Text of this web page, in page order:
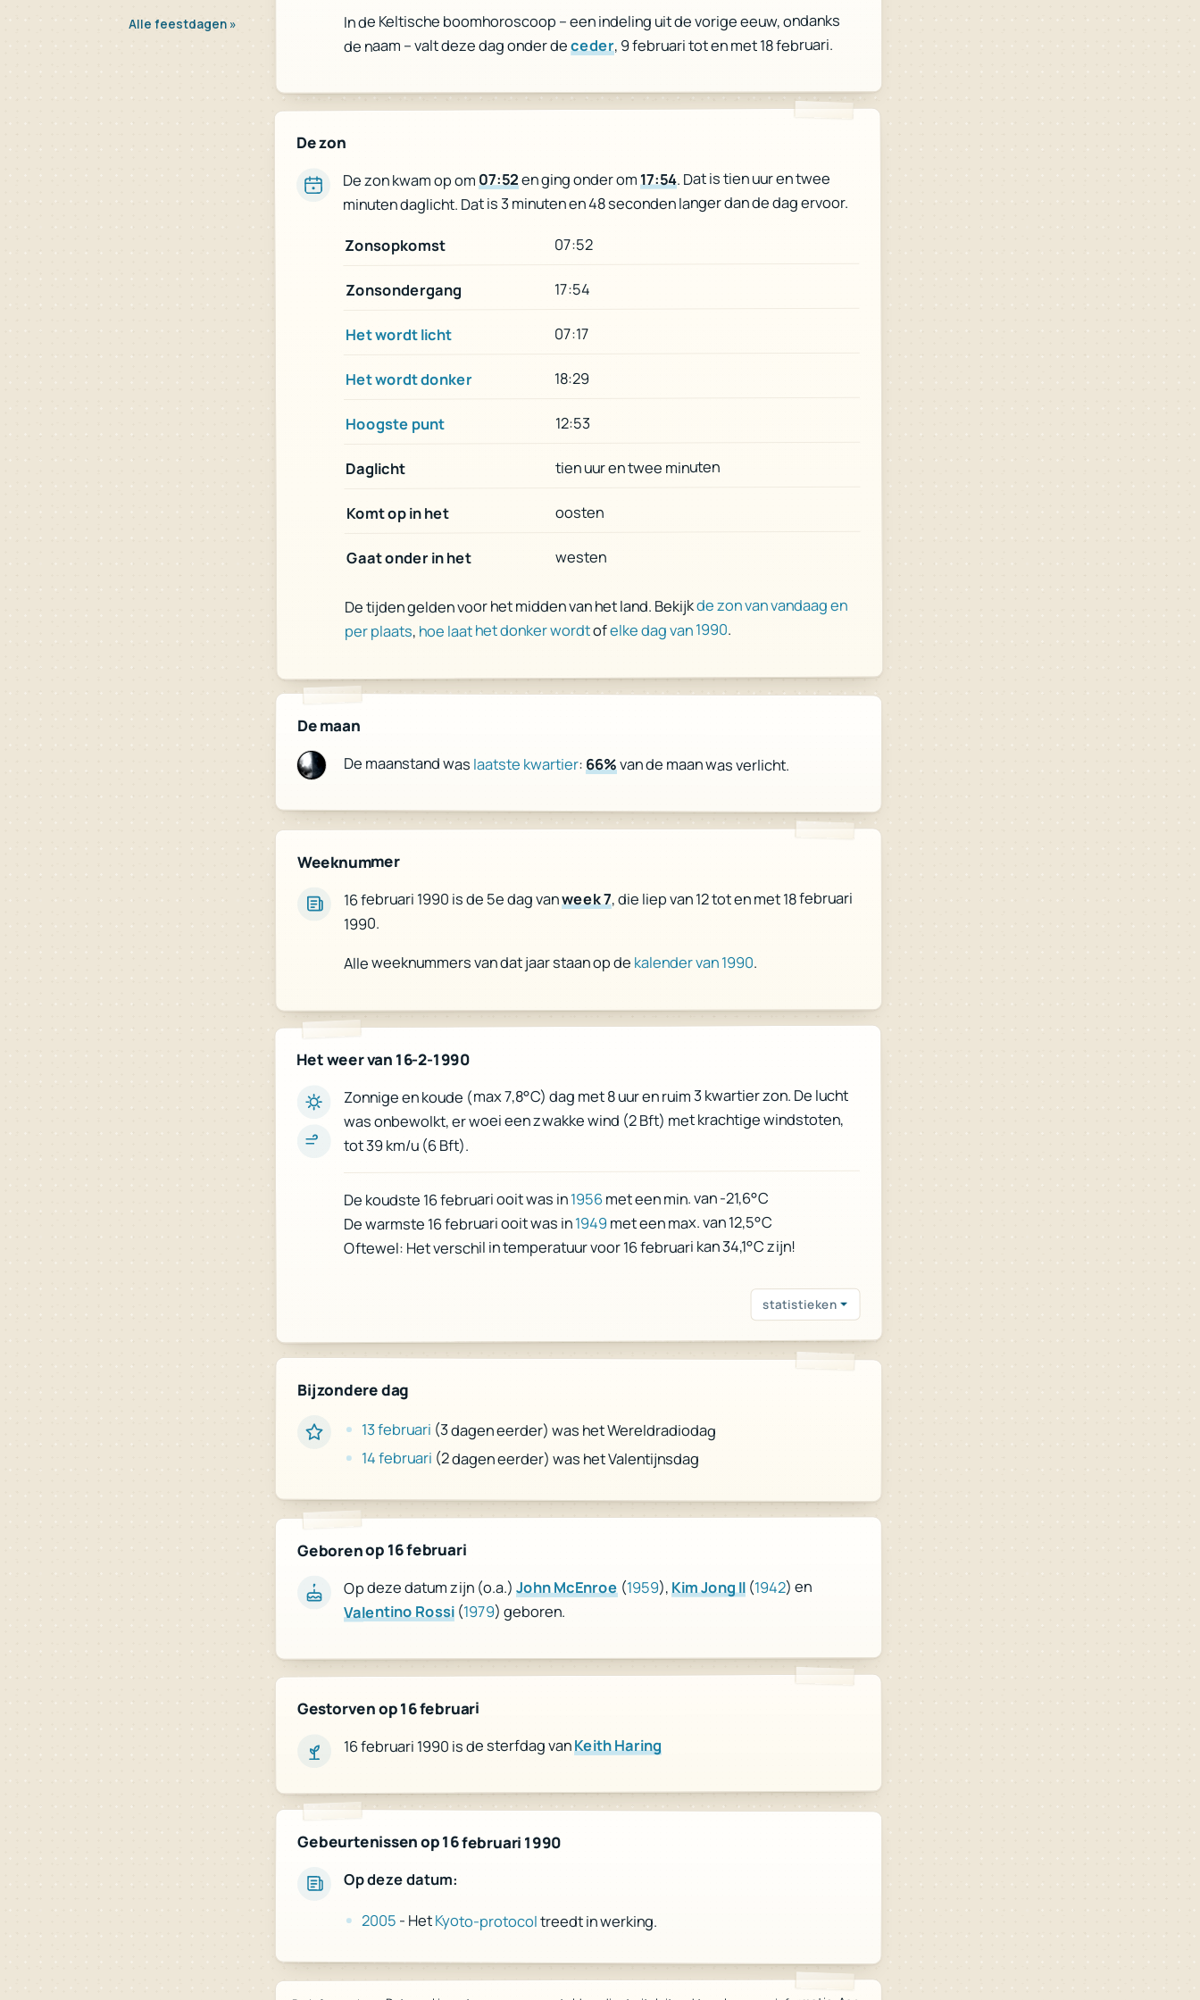
Alle feestdagen » In de Keltische boomhoroscoop – een indeling uit de vorige eeuw, ondanks
de naam – valt deze dag onder deceder, 9 februari tot en met 18 februari.
De zon
De zon kwam op om07:52en ging onder om17:54. Dat is tien uur en twee
minuten daglicht. Dat is 3 minuten en 48 seconden langer dan de dag ervoor.
Zonsopkomst 07:52
Zonsondergang 17:54
Het wordt licht 07:17
Het wordt donker 18:29
Hoogste punt 12:53
Daglicht tien uur en twee minuten
Komt op in het oosten
Gaat onder in het westen
De tijden gelden voor het midden van het land. Bekijkde zon van vandaag en
per plaats, hoe laat het donker wordtofelke dag van 1990.
De maan
De maanstand was laatste kwartier: 66%van de maan was verlicht.
Weeknummer
16 februari 1990 is de 5e dag vanweek 7, die liep van 12 tot en met 18 februari
1990.
Alle weeknummers van dat jaar staan op de kalender van 1990.
Het weer van 16-2-1990
Zonnige en koude (max 7,8°C) dag met 8 uur en ruim 3 kwartier zon. De lucht
was onbewolkt, er woei een zwakke wind (2 Bft) met krachtige windstoten,
tot 39 km/u (6 Bft).
De koudste 16 februari ooit was in1956met een min. van -21,6°C
De warmste 16 februari ooit was in1949 met een max. van 12,5°C
Oftewel: Het verschil in temperatuur voor 16 februari kan 34,1°C zijn!
statistieken
Bijzondere dag
13 februari (3 dagen eerder) was het Wereldradiodag
14 februari (2 dagen eerder) was het Valentijnsdag
Geboren op 16 februari
Op deze datum zijn (o.a.)John McEnroe (1959),Kim Jong Il(1942) en
Valentino Rossi (1979) geboren.
Gestorven op 16 februari
16 februari 1990 is de sterfdag vanKeith Haring
Gebeurtenissen op 16 februari 1990
Op deze datum:
2005 - HetKyoto-protocoltreedt in werking.